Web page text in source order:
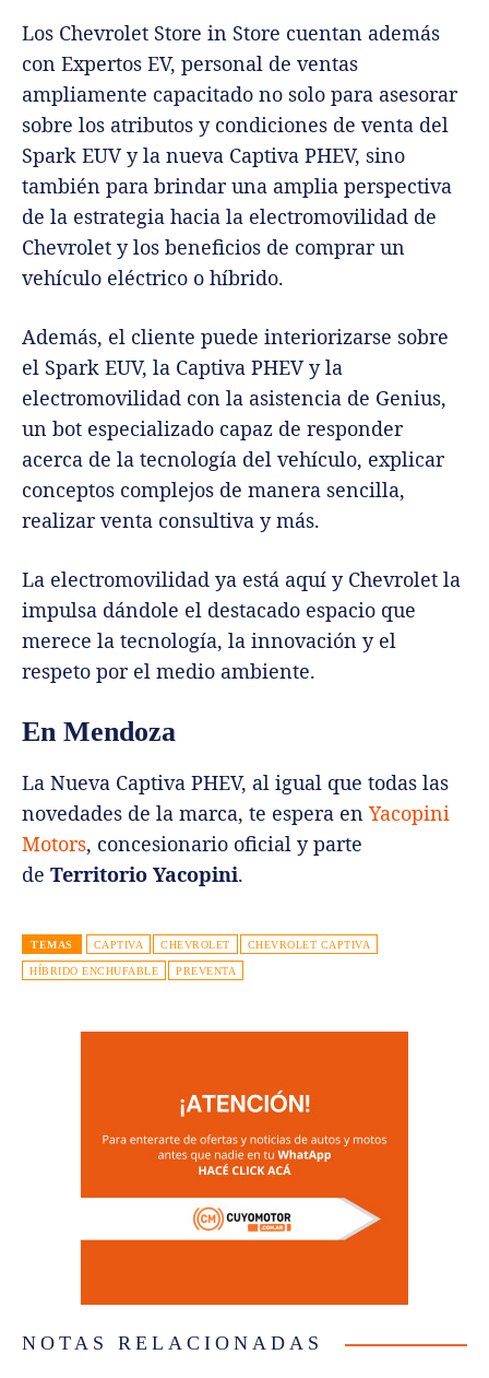
Los Chevrolet Store in Store cuentan además
con Expertos EV, personal de ventas
ampliamente capacitado no solo para asesorar
sobre los atributos y condiciones de venta del
Spark EUV y la nueva Captiva PHEV, sino
también para brindar una amplia perspectiva
de la estrategia hacia la electromovilidad de
Chevrolet y los beneficios de comprar un
vehículo eléctrico o híbrido.
Además, el cliente puede interiorizarse sobre
el Spark EUV, la Captiva PHEV y la
electromovilidad con la asistencia de Genius,
un bot especializado capaz de responder
acerca de la tecnología del vehículo, explicar
conceptos complejos de manera sencilla,
realizar venta consultiva y más.
La electromovilidad ya está aquí y Chevrolet la
impulsa dándole el destacado espacio que
merece la tecnología, la innovación y el
respeto por el medio ambiente.
En Mendoza
La Nueva Captiva PHEV, al igual que todas las
novedades de la marca, te espera en Yacopini
Motors, concesionario oficial y parte
de Territorio Yacopini.
TEMAS CAPTIVA CHEVROLET CHEVROLET CAPTIVA
HÍBRIDO ENCHUFABLE PREVENTA
NOTAS RELACIONADAS